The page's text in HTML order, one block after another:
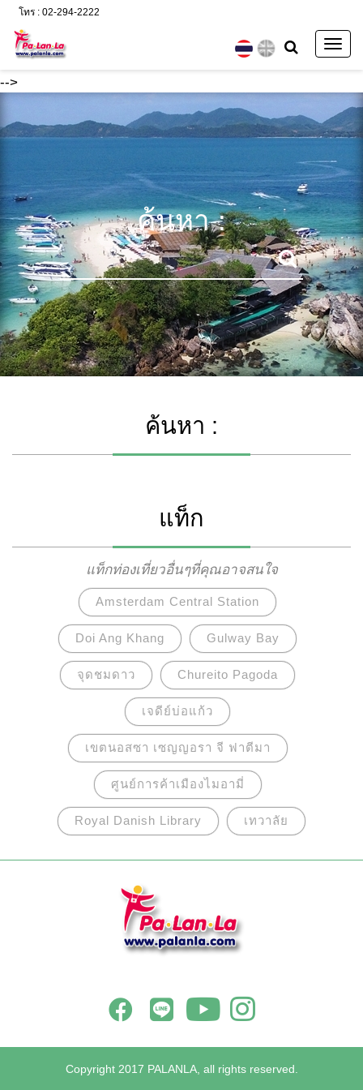
-->
โทร : 02-294-2222
ค้นหา :
ค้นหา :
แท็ก
แท็กท่องเที่ยวอื่นๆที่คุณอาจสนใจ
Amsterdam Central Station
Doi Ang Khang Gulway Bay
จุดชมดาว Chureito Pagoda
เจดีย์บ่อแก้ว
เขตนอสซา เซญญอรา จี ฟาตีมา
ศูนย์การค้าเมืองไมอามี่
Royal Danish Library เทวาลัย
Copyright 2017 PALANLA, all rights reserved.